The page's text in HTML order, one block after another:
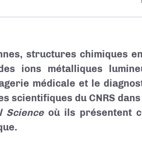
structures chimiques
ions métalliques
médicale et le
scientifiques du CNRS
Scienceoù ils présentent